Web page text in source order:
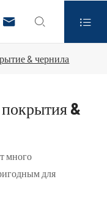
  
& чернила
&
много
для